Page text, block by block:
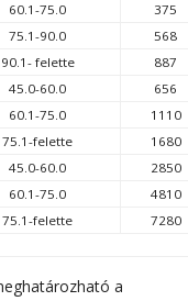
60.1-75.0
375
75.1-90.0
568
90.1- felette
887
45.0-60.0
656
60.1-75.0
1110
75.1-felette 1680
45.0-60.0
2850
60.1-75.0
4810
75.1-felette 7280
a